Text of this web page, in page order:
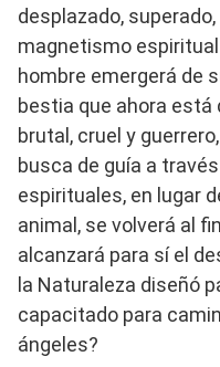
desplazado,
magnetismo
hombre emergerá de
bestia que ahora está
brutal, cruel y
busca de guía a
espirituales, en lugar
animal, se volverá al
alcanzará para sí el
la Naturaleza diseñó
capacitado para
ángeles?